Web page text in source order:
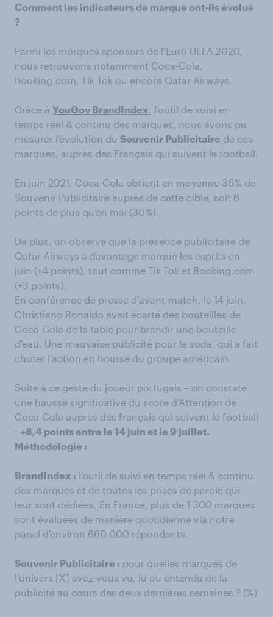
Comment les indicateurs de marque ont-ils évolué
?
Parmi les marques sponsors de l’Euro UEFA 2020,
nous retrouvons notamment Coca-Cola,
Booking.com, Tik Tok ou encore Qatar Airways.
Grâce à YouGov BrandIndex , l’outil de suivi en
temps réel & continu des marques, nous avons pu
mesurer l’évolution du Souvenir Publicitaire de ces
marques, auprès des Français qui suivent le football.
En juin 2021, Coca-Cola obtient en moyenne 36% de
Souvenir Publicitaire auprès de cette cible, soit 6
points de plus qu’en mai (30%).
De plus, on observe que la présence publicitaire de
Qatar Airways a davantage marqué les esprits en
juin (+4 points), tout comme Tik Tok et Booking.com
(+3 points).
En conférence de presse d'avant-match, le 14 juin,
Christiano Ronaldo avait écarté des bouteilles de
Coca-Cola de la table pour brandir une bouteille
d'eau. Une mauvaise publicité pour le soda, qui a fait
chuter l'action en Bourse du groupe américain.
Suite à ce geste du joueur portugais – on constate
une hausse significative du score d’Attention de
Coca-Cola auprès des français qui suivent le football
: +8,4 points entre le 14 juin et le 9 juillet.
Méthodologie :
BrandIndex : l’outil de suivi en temps réel & continu
des marques et de toutes les prises de parole qui
leur sont dédiées. En France, plus de 1 300 marques
sont évaluées de manière quotidienne via notre
panel d’environ 660 000 répondants.
Souvenir Publicitaire : pour quelles marques de
l’univers [X] avez-vous vu, lu ou entendu de la
publicité au cours des deux dernières semaines ? (%)